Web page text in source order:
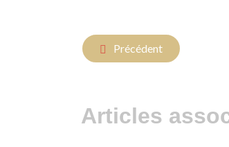
Article précédent : "
Précédent
Articles